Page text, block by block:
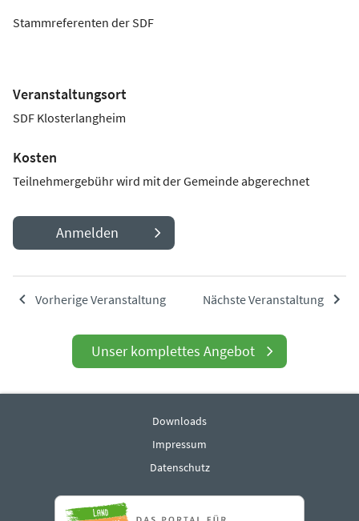
Stammreferenten der SDF
Veranstaltungsort
SDF Klosterlangheim
Kosten
Teilnehmergebühr wird mit der Gemeinde abgerechnet
Anmelden
Vorherige Veranstaltung Nächste Veranstaltung
Unser komplettes Angebot
Downloads
Impressum
Datenschutz